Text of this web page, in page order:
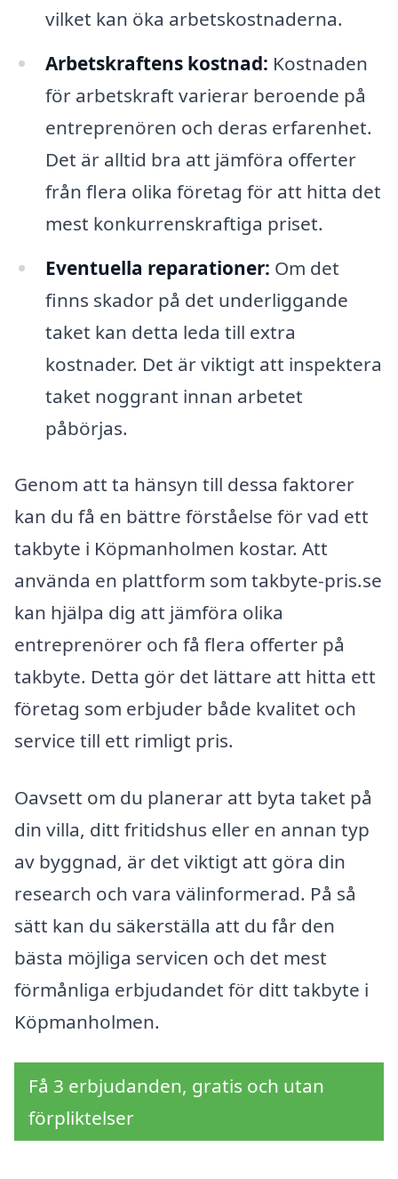
vilket kan öka arbetskostnaderna.
Arbetskraftens kostnad: Kostnaden
för arbetskraft varierar beroende på
entreprenören och deras erfarenhet.
Det är alltid bra att jämföra offerter
från flera olika företag för att hitta det
mest konkurrenskraftiga priset.
Eventuella reparationer: Om det
finns skador på det underliggande
taket kan detta leda till extra
kostnader. Det är viktigt att inspektera
taket noggrant innan arbetet
påbörjas.
Genom att ta hänsyn till dessa faktorer
kan du få en bättre förståelse för vad ett
takbyte i Köpmanholmen kostar. Att
använda en plattform som takbyte-pris.se
kan hjälpa dig att jämföra olika
entreprenörer och få flera offerter på
takbyte. Detta gör det lättare att hitta ett
företag som erbjuder både kvalitet och
service till ett rimligt pris.
Oavsett om du planerar att byta taket på
din villa, ditt fritidshus eller en annan typ
av byggnad, är det viktigt att göra din
research och vara välinformerad. På så
sätt kan du säkerställa att du får den
bästa möjliga servicen och det mest
förmånliga erbjudandet för ditt takbyte i
Köpmanholmen.
Få 3 erbjudanden, gratis och utan
förpliktelser